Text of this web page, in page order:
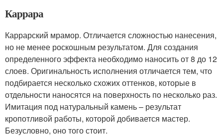
Каррара
Каррарский мрамор. Отличается сложностью нанесения,
но не менее роскошным результатом. Для создания
определенного эффекта необходимо наносить от 8 до 12
слоев. Оригинальность исполнения отличается тем, что
подбирается несколько схожих оттенков, которые в
отдельности наносятся на поверхность по несколько раз.
Имитация под натуральный камень – результат
кропотливой работы, которой добивается мастер.
Безусловно, оно того стоит.